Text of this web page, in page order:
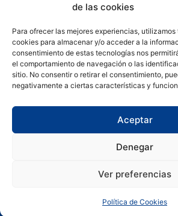
de las cookies
Para ofrecer las mejores experiencias,
cookies para almacenar y/o acceder a la
consentimiento de estas tecnologías nos
el comportamiento de navegación o las
sitio. No consentir o retirar el consentimiento,
negativamente a ciertas características y
Aceptar
Denegar
Ver preferencias
Política de Cookies